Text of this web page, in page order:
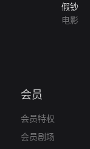
假钞
电影
会员
会员特权
会员剧场